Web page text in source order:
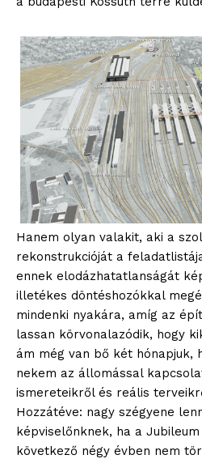
szubjektív
Hasznos
Előfizetés
Kapcsolat
Adatkezelési tájékoztató
Hirdetés
Hanem olyan valakit, aki a
rekonstrukcióját a
ennek elodázhatatlanságát
illetékes döntéshozókkal
mindenki nyakára, amíg az
lassan körvonalazódik, hogy
ám még van bő két hónapjuk,
nekem az állomással
ismereteikről és reális
Hozzátéve: nagy szégyene
képviselőnknek, ha a
következő négy évben nem